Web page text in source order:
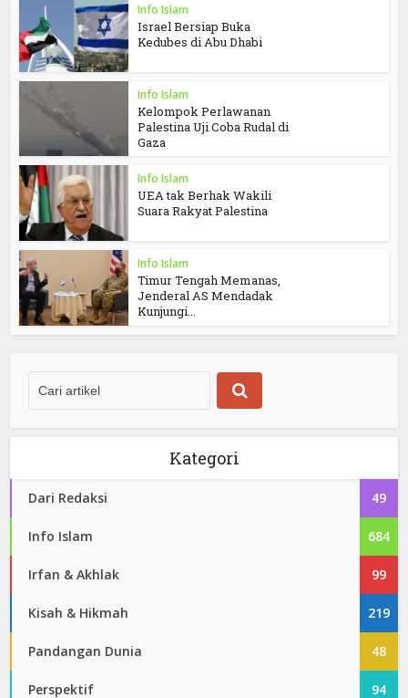
Info Islam
Israel Bersiap Buka
Kedubes di Abu Dhabi
Info Islam
Kelompok Perlawanan
Palestina Uji Coba Rudal di
Gaza
Info Islam
UEA tak Berhak Wakili
Suara Rakyat Palestina
Info Islam
Timur Tengah Memanas,
Jenderal AS Mendadak
Kunjungi...
Kategori
Dari Redaksi 49
Info Islam 684
Irfan & Akhlak 99
Kisah & Hikmah 219
Pandangan Dunia 48
Perspektif 94